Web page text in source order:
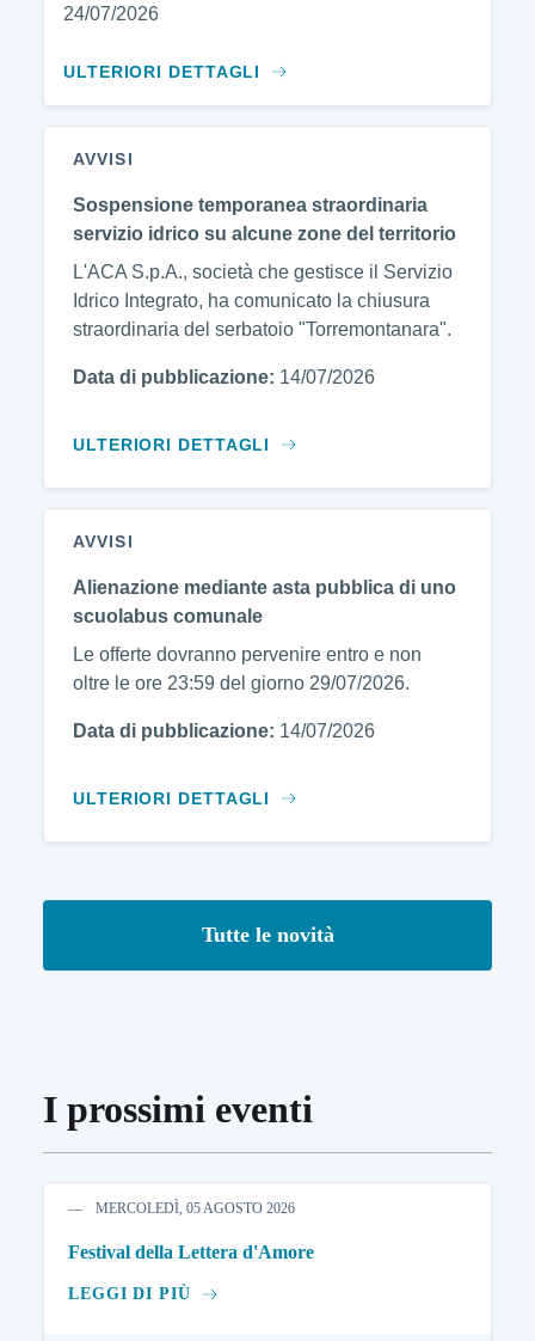
24/07/2026
ULTERIORI DETTAGLI
AVVISI
Sospensione temporanea straordinaria
servizio idrico su alcune zone del territorio
L'ACA S.p.A., società che gestisce il Servizio
Idrico Integrato, ha comunicato la chiusura
straordinaria del serbatoio "Torremontanara".
Data di pubblicazione: 14/07/2026
ULTERIORI DETTAGLI
AVVISI
Alienazione mediante asta pubblica di uno
scuolabus comunale
Le offerte dovranno pervenire entro e non
oltre le ore 23:59 del giorno 29/07/2026.
Data di pubblicazione: 14/07/2026
ULTERIORI DETTAGLI
Tutte le novità
I prossimi eventi
MERCOLEDÌ, 05 AGOSTO 2026
Festival della Lettera d'Amore
LEGGI DI PIÙ